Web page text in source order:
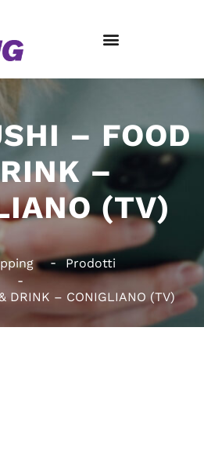
– FOOD
–
(TV)
Prodotti
DRINK – CONIGLIANO (TV)